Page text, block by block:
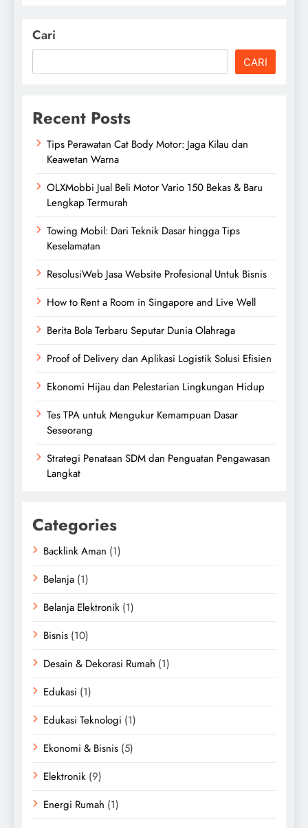
Cari
CARI
Recent Posts
Tips Perawatan Cat Body Motor: Jaga Kilau dan
Keawetan Warna
OLXMobbi Jual Beli Motor Vario 150 Bekas & Baru
Lengkap Termurah
Towing Mobil: Dari Teknik Dasar hingga Tips
Keselamatan
ResolusiWeb Jasa Website Profesional Untuk Bisnis
How to Rent a Room in Singapore and Live Well
Berita Bola Terbaru Seputar Dunia Olahraga
Proof of Delivery dan Aplikasi Logistik Solusi Efisien
Ekonomi Hijau dan Pelestarian Lingkungan Hidup
Tes TPA untuk Mengukur Kemampuan Dasar
Seseorang
Strategi Penataan SDM dan Penguatan Pengawasan
Langkat
Categories
Backlink Aman (1)
Belanja (1)
Belanja Elektronik (1)
Bisnis (10)
Desain & Dekorasi Rumah (1)
Edukasi (1)
Edukasi Teknologi (1)
Ekonomi & Bisnis (5)
Elektronik (9)
Energi Rumah (1)